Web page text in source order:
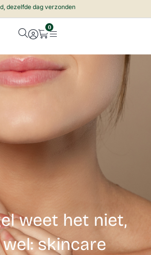
dezelfde dag verzonden
0
weet het niet,
skincare